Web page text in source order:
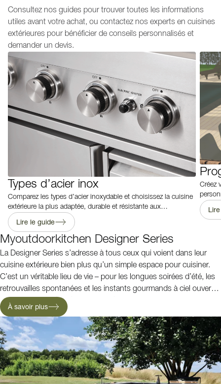
Consultez nos guides pour trouver toutes les informations
utiles avant votre achat, ou contactez nos experts en cuisines
extérieures pour bénéficier de conseils personnalisés et
demander un devis.
Types d’acier inox
Comparez les types d’acier inoxydable et choisissez la cuisine
extérieure la plus adaptée, durable et résistante aux
intempéries.
Lire le guide
Créez
Myoutdoorkitchen Designer Series
La Designer Series s’adresse à tous ceux qui voient dans leur
cuisine extérieure bien plus qu’un simple espace pour cuisiner.
C’est un véritable lieu de vie – pour les longues soirées d’été, les
retrouvailles spontanées et les instants gourmands à ciel ouvert.
Avec ses lignes épurées, ses matériaux haut de gamme et ses
détails soigneusement pensés, chaque cuisine de cette série allie
design et fonctionnalité pour donner vie à vos envies en extérieur.
À savoir plus